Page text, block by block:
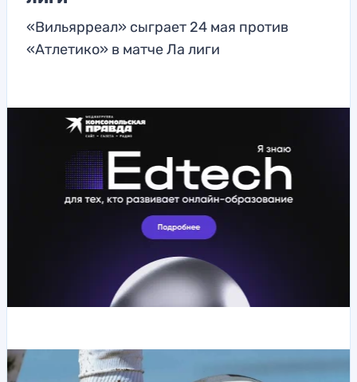
«Вильярреал» сыграет 24 мая против
«Атлетико» в матче Ла лиги